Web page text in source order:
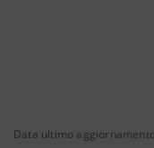
Data ultimo